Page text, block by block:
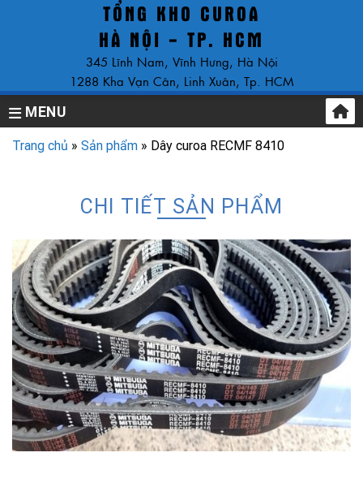
TỔNG KHO CUROA
HÀ NỘI - TP. HCM
345 Lĩnh Nam, Vĩnh Hưng, Hà Nội
1288 Kha Vạn Cân, Linh Xuân, Tp. HCM
MENU
Trang chủ » Sản phẩm » Dây curoa RECMF 8410
CHI TIẾT SẢN PHẨM